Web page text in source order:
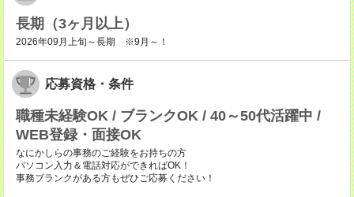
長期（3ヶ月以上）
2026年09月上旬～長期 ※9月～！
応募資格・条件
職種未経験OK / ブランクOK / 40～50代活躍中 /
WEB登録・面接OK
なにかしらの事務のご経験をお持ちの方
パソコン入力＆電話対応ができればOK！
事務ブランクがある方もぜひご応募ください！